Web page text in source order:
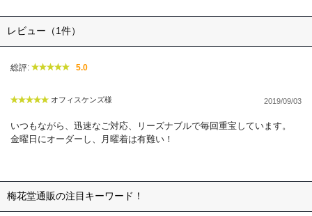
レビュー（1件）
総評: 5.0
オフィスケンズ様 2019/09/03
いつもながら、迅速なご対応、リーズナブルで毎回重宝しています。
金曜日にオーダーし、月曜着は有難い！
梅花堂通販の注目キーワード！